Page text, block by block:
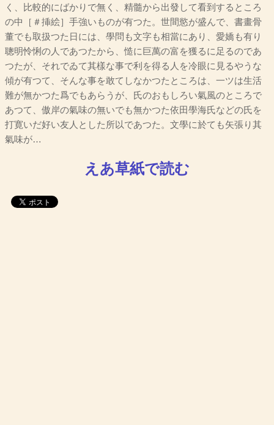
く、比較的にばかりで無く、精髓から出發して看到するところ
の中［＃挿絵］手強いものが有つた。世間慾が盛んで、書畫骨
董でも取扱つた日には、學問も文字も相當にあり、愛嬌も有り
聰明怜悧の人であつたから、慥に巨萬の富を獲るに足るのであ
つたが、それでゐて其樣な事で利を得る人を冷眼に見るやうな
傾が有つて、そんな事を敢てしなかつたところは、一ツは生活
難が無かつた爲でもあらうが、氏のおもしろい氣風のところで
あつて、傲岸の氣味の無いでも無かつた依田學海氏などの氏を
打寛いだ好い友人とした所以であつた。文學に於ても矢張り其
氣味が…
えあ草紙で読む